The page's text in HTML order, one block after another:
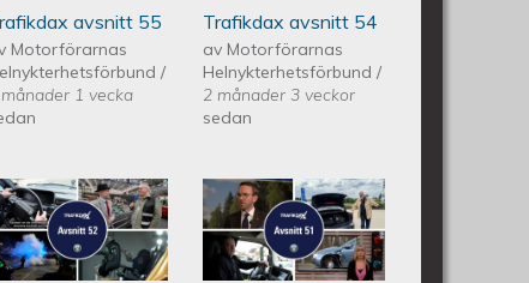
avsnitt 55
Motorförarnas
/
1 vecka
Trafikdax avsnitt 54
av Motorförarnas
Helnykterhetsförbund/
2 månader 3 veckor
sedan
53 - Avsnitt 52Trafikdax -
Avsnitt 51